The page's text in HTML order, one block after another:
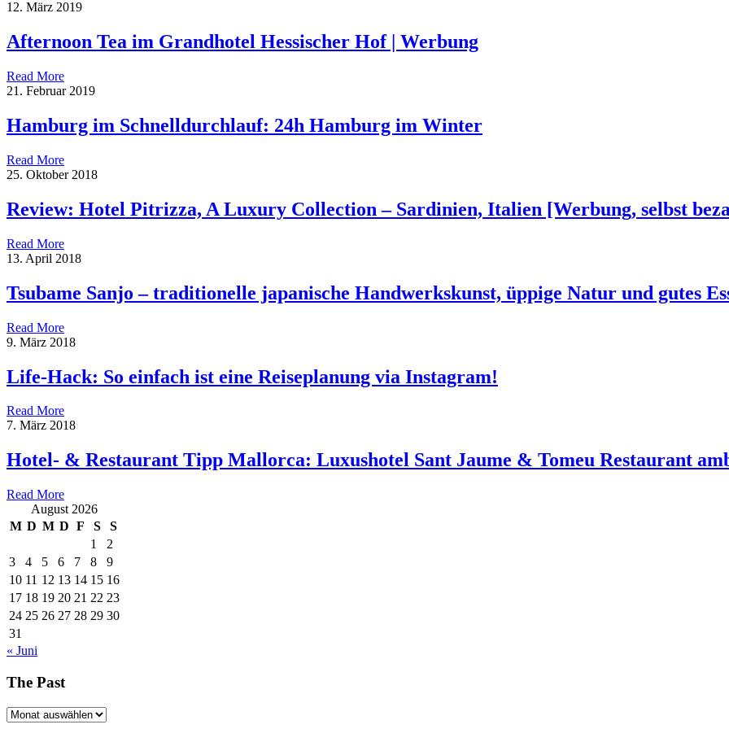
12. März 2019
Afternoon Tea im Grandhotel Hessischer Hof | Werbung
Read More
21. Februar 2019
Hamburg im Schnelldurchlauf: 24h Hamburg im Winter
Read More
25. Oktober 2018
Review: Hotel Pitrizza, A Luxury Collection – Sardinien, Italien [Werbung, selbst
Read More
13. April 2018
Tsubame Sanjo – traditionelle japanische Handwerkskunst, üppige Natur und gutes
Read More
9. März 2018
Life-Hack: So einfach ist eine Reiseplanung via Instagram!
Read More
7. März 2018
Hotel- & Restaurant Tipp Mallorca: Luxushotel Sant Jaume & Tomeu Restaurant
Read More
August 2026
M D M D F S
S
1
2
3
4 5 6 7 8
9
10 11 12 13 14 15 16
17 18 19 20 21 22 23
24 25 26 27 28 29 30
31
« Juni
The Past
The